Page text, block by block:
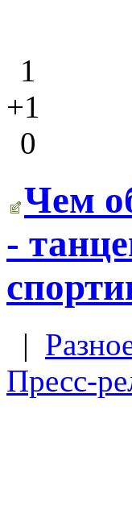
1
+1
0
Чем
-
|
Пресс-